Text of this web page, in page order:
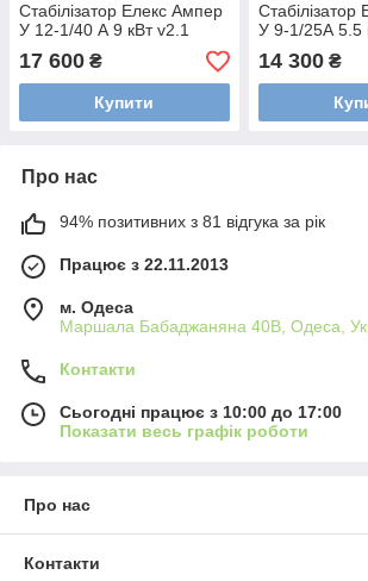
Стабілізатор Елекс Ампер
У 12-1/40 А 9 кВт v2.1
17 600 ₴
Купити
У 9-1/25А 5.5
14 300₴
Про нас
94% позитивних з 81 відгука за рік
Працює з 22.11.2013
м. Одеса
Маршала Бабаджаняна 40В, Одеса,
Контакти
Сьогодні працює з 10:00 до 17:00
Показати весь графік роботи
Про нас
Контакти